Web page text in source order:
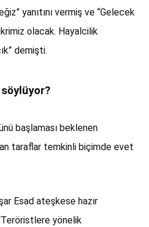
yanıtını vermiş ve “Gelecek
olacak. Hayalcilik
demişti.
başlaması beklenen
taraflar temkinli biçimde evet
Esad ateşkese hazır
yönelik